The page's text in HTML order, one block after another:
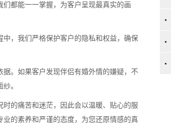
都能一一掌握，为客户呈现最真实的画
，我们严格保护客户的隐私和权益，确保
。如果客户发现伴侣有婚外情的嫌疑，不
。
的痛苦和迷茫，因此会以温暖、贴心的服
的素养和严谨的态度，为您还原情感的真